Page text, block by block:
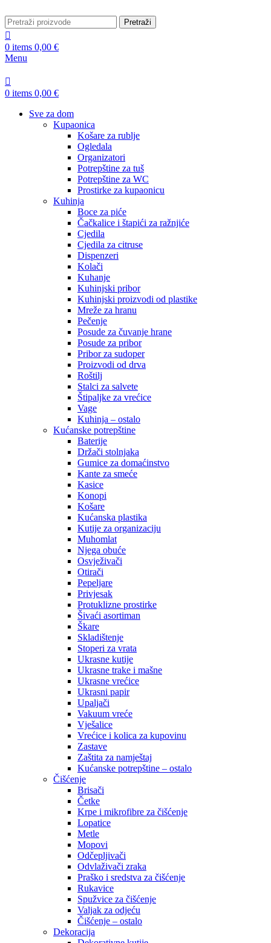
Pretraži
0 items 0,00 €
Menu
0 items 0,00 €
Sve za dom
Kupaonica
Košare za rublje
Ogledala
Organizatori
Potrepštine za tuš
Potrepštine za WC
Prostirke za kupaonicu
Kuhinja
Boce za piće
Čačkalice i štapići za ražnjiće
Cjedila
Cjedila za citruse
Dispenzeri
Kolači
Kuhanje
Kuhinjski pribor
Kuhinjski proizvodi od plastike
Mreže za hranu
Pečenje
Posude za čuvanje hrane
Posude za pribor
Pribor za sudoper
Proizvodi od drva
Roštilj
Stalci za salvete
Štipaljke za vrećice
Vage
Kuhinja – ostalo
Kućanske potrepštine
Baterije
Držači stolnjaka
Gumice za domaćinstvo
Kante za smeće
Kasice
Konopi
Košare
Kućanska plastika
Kutije za organizaciju
Muhomlat
Njega obuće
Osvježivači
Otirači
Pepeljare
Privjesak
Protuklizne prostirke
Šivaći asortiman
Škare
Skladištenje
Stoperi za vrata
Ukrasne kutije
Ukrasne trake i mašne
Ukrasne vrećice
Ukrasni papir
Upaljači
Vakuum vreće
Vješalice
Vrećice i kolica za kupovinu
Zastave
Zaštita za namještaj
Kućanske potrepštine – ostalo
Čišćenje
Brisači
Četke
Krpe i mikrofibre za čišćenje
Lopatice
Metle
Mopovi
Odčepljivači
Odvlaživači zraka
Praško i sredstva za čišćenje
Rukavice
Spužvice za čišćenje
Valjak za odjeću
Čišćenje – ostalo
Dekoracija